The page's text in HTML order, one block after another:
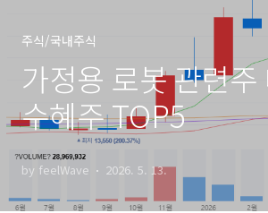
주식/국내주식
가정용 로봇 관련주
수혜주 TOP5
by feelWave 2026. 5. 13.